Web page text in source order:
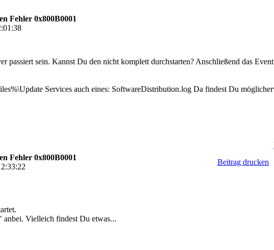
Fehler 0x800B0001
passiert sein. Kannst Du den nicht komplett durchstarten? Anschließend das
Services auch eines: SoftwareDistribution.log Da findest Du
Fehler 0x800B0001
Beitrag drucken
Vielleich findest Du etwas...